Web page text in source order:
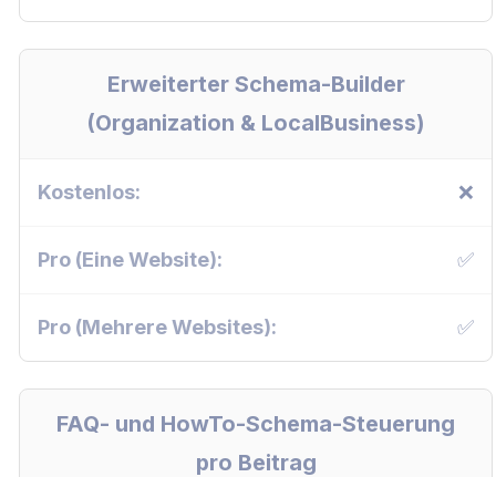
Erweiterter Schema-Builder
(Organization & LocalBusiness)
❌
✅
✅
FAQ- und HowTo-Schema-Steuerung
pro Beitrag